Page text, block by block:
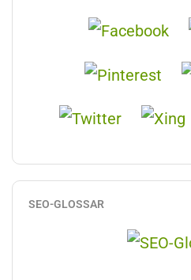
SEO-GLOSSAR